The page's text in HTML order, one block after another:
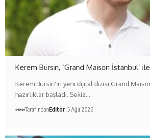
Kerem Bürsin, ‘Grand Maison İstanbul’
Kerem Bürsin'in yeni dijital dizisi Grand
hazırlıklar başladı. Sekiz…
TarafındanEditör 5 Ağu 2026